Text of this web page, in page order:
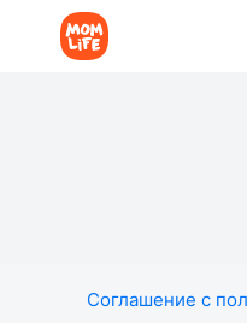
Соглашение с